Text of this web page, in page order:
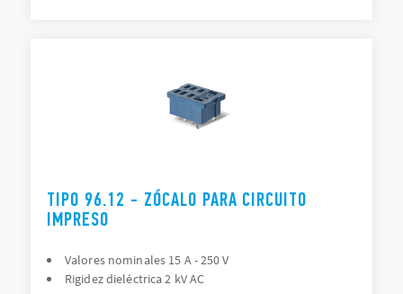
TIPO 96.12 - ZÓCALO PARA CIRCUITO
IMPRESO
Valores nominales 15 A - 250 V
Rigidez dieléctrica 2 kV AC